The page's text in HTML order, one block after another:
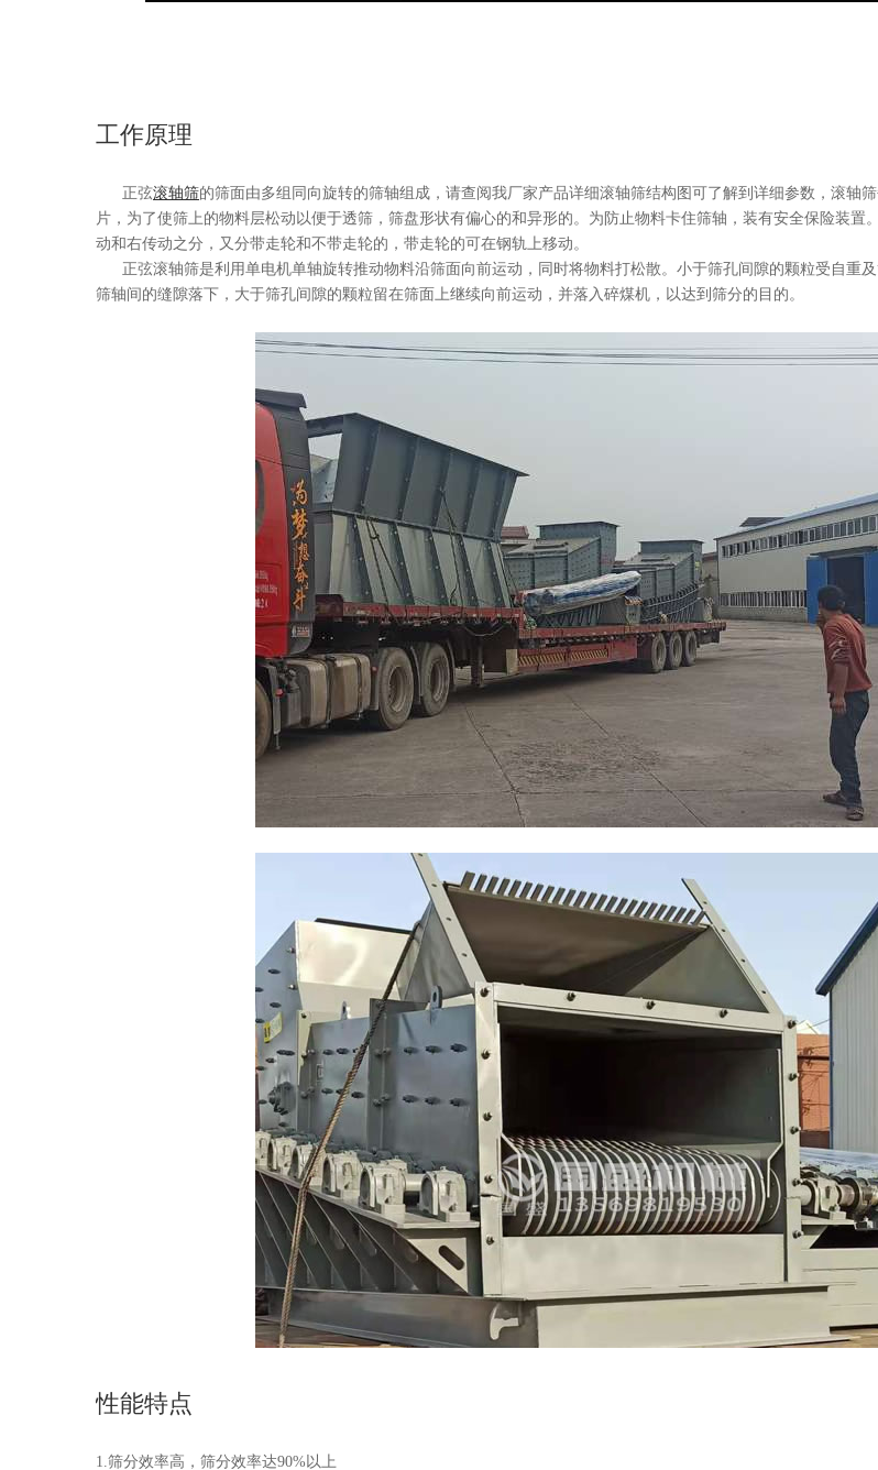
工作原理
正弦滚轴筛的筛面由多组同向旋转的筛轴组成，请查阅我厂家产品详细滚轴筛结构图可了解到详细参数，滚轴
片，为了使筛上的物料层松动以便于透筛，筛盘形状有偏心的和异形的。为防止物料卡住筛轴，装有安全保险装置
动和右传动之分，又分带走轮和不带走轮的，带走轮的可在钢轨上移动。
正弦滚轴筛是利用单电机单轴旋转推动物料沿筛面向前运动，同时将物料打松散。小于筛孔间隙的颗粒受自重
筛轴间的缝隙落下，大于筛孔间隙的颗粒留在筛面上继续向前运动，并落入碎煤机，以达到筛分的目的。
性能特点
1.筛分效率高，筛分效率达90%以上